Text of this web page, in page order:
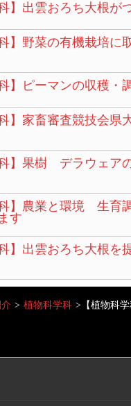
】出雲おろち大根が
】野菜の有機栽培に
】ピーマンの収穫・
】家畜審査競技会県
科】果樹 デラウェア
科】農業と環境 生育
す
】出雲おろち大根を
> 植物科学科 > 【植物科